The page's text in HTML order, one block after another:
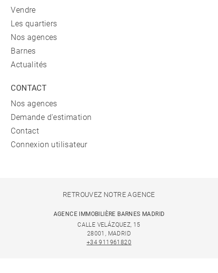
Vendre
Les quartiers
Nos agences
Barnes
Actualités
CONTACT
Nos agences
Demande d'estimation
Contact
Connexion utilisateur
RETROUVEZ NOTRE AGENCE
AGENCE IMMOBILIÈRE BARNES MADRID
CALLE VELÁZQUEZ, 15
28001, MADRID
+34 911961820